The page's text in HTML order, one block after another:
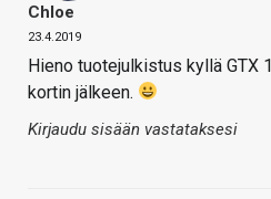
Chloe
23.4.2019
Hieno tuotejulkistus kyllä GTX
kortin jälkeen.
Kirjaudu sisään vastataksesi